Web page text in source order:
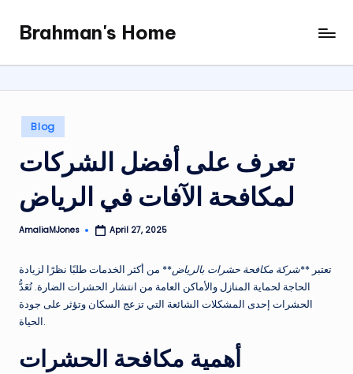
content
Brahman's Home
Spiritual
and
it
all
Posted
in
Blog
تعرف على أفضل الشركات
لمكافحة الآفات في الرياض
Posted
AmaliaMJones April 27, 2025
تعتبر **شركة مكافحة حشرات بالرياض** من أكثر الخدمات طلبًا نظرًا لزيادة
الحاجة لحماية المنازل والأماكن العامة من انتشار الحشرات الضارة. تُعَدُّ
الحشرات إحدى المشكلات الشائعة التي تزعج السكان وتؤثر على جودة
الحياة.
أهمية مكافحة الحشرات